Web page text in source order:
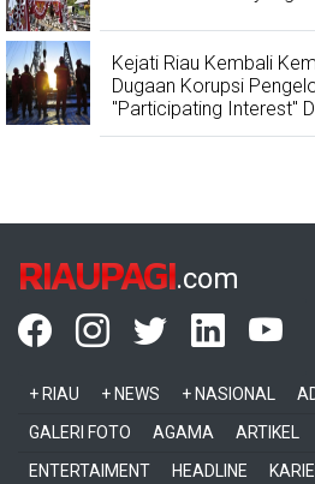
Kejati Riau Kembali
Dugaan Korupsi
"Participating Interest"
RIAUPAGI.com
+ RIAU + NEWS + NASIONAL
GALERI FOTO
AGAMA ARTIKEL
ENTERTAIMENT
HEADLINE